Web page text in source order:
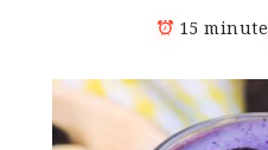
15 minute